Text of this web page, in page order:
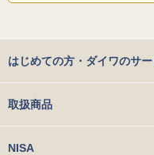
はじめての方・ダイワのサ
取扱商品
NISA